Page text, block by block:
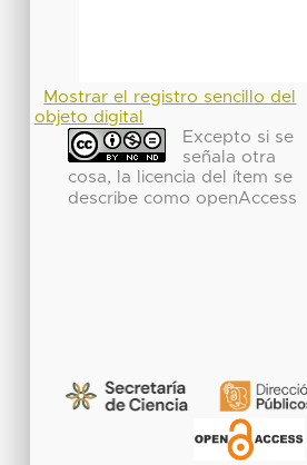
Mostrar el registro sencillo del
objeto digital
Excepto si se
señala otra
cosa, la licencia del ítem se
describe como openAccess